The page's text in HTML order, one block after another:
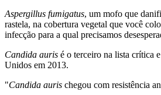
Aspergillus fumigatus, um mofo que
rastela, na cobertura vegetal que você
infecção para a qual precisamos
Candida auris é o terceiro na lista crítica
Unidos em 2013.
"Candida auris chegou com resistência